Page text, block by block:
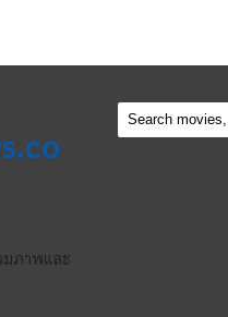
มภาพและ